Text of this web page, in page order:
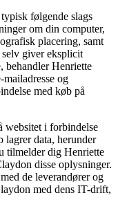
følgende slags
om din computer,
placering, samt
giver eksplicit
behandler Henriette
og
med køb på
websitet i forbindelse
data, herunder
tilmelder dig Henriette
disse oplysninger.
de leverandører og
med dens IT-drift,